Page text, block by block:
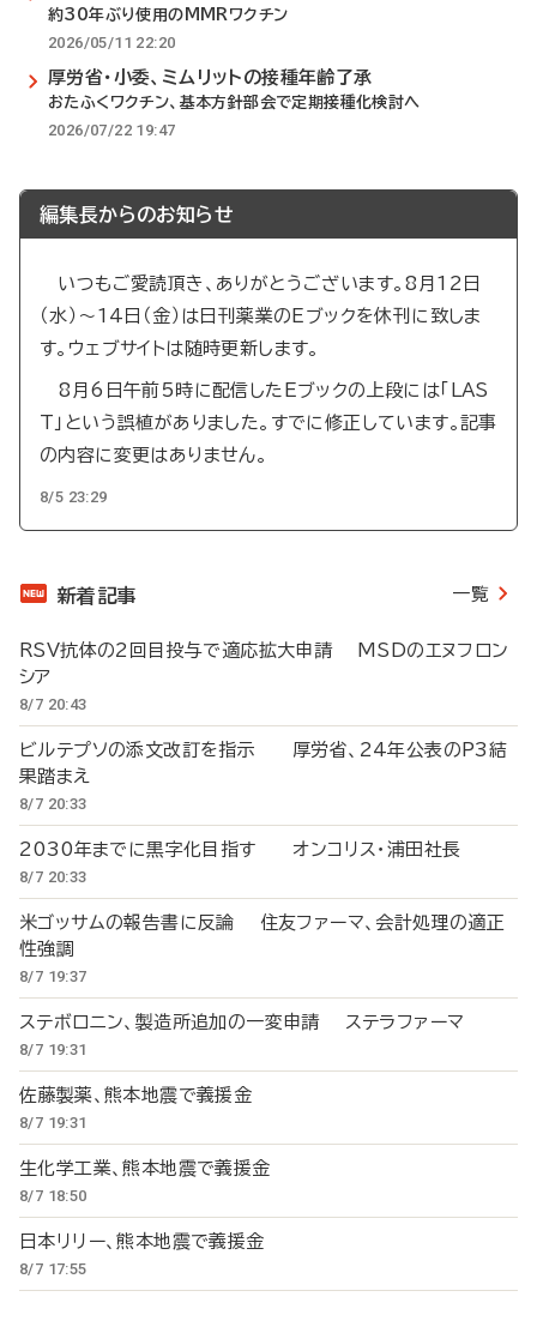
約30年ぶり使用のMMRワクチン
2026/05/11 22:20
厚労省・小委、ミムリットの接種年齢了承
おたふくワクチン、基本方針部会で定期接種化検討へ
2026/07/22 19:47
編集長からのお知らせ
いつもご愛読頂き、ありがとうございます。8月12日
（水）～14日（金）は日刊薬業のEブックを休刊に致しま
す。ウェブサイトは随時更新します。
8月6日午前5時に配信したEブックの上段には「LAS
T」という誤植がありました。すでに修正しています。記事
の内容に変更はありません。
8/5 23:29
新着記事 一覧
RSV抗体の2回目投与で適応拡大申請 MSDのエヌフロン
シア
8/7 20:43
ビルテプソの添文改訂を指示 厚労省、24年公表のP3結
果踏まえ
8/7 20:33
2030年までに黒字化目指す オンコリス・浦田社長
8/7 20:33
米ゴッサムの報告書に反論 住友ファーマ、会計処理の適正
性強調
8/7 19:37
ステボロニン、製造所追加の一変申請 ステラファーマ
8/7 19:31
佐藤製薬、熊本地震で義援金
8/7 19:31
生化学工業、熊本地震で義援金
8/7 18:50
日本リリー、熊本地震で義援金
8/7 17:55